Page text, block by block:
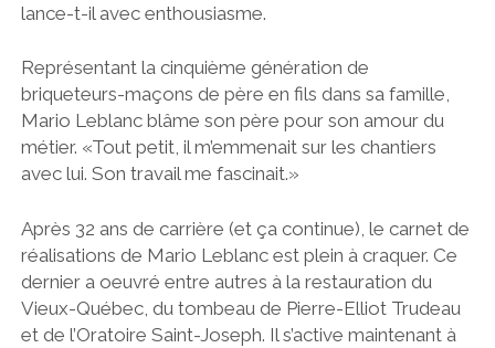
lance-t-il avec enthousiasme.
Représentant la cinquième génération de
briqueteurs-maçons de père en fils dans sa famille,
Mario Leblanc blâme son père pour son amour du
métier. «Tout petit, il m’emmenait sur les chantiers
avec lui. Son travail me fascinait.»
Après 32 ans de carrière (et ça continue), le carnet de
réalisations de Mario Leblanc est plein à craquer. Ce
dernier a oeuvré entre autres à la restauration du
Vieux-Québec, du tombeau de Pierre-Elliot Trudeau
et de l’Oratoire Saint-Joseph. Il s’active maintenant à